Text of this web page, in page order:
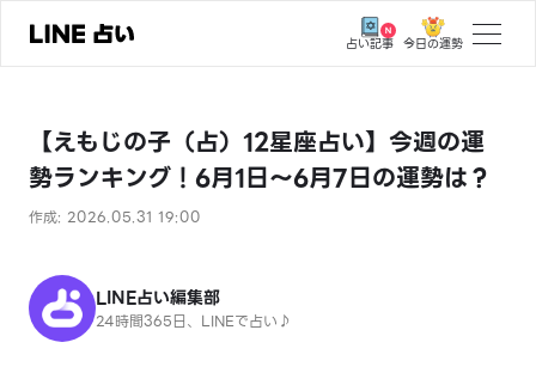
占い記事 今日の運勢
ユーザーの声
相談事例
おすすめの占い師
よくある質問
【えもじの子（占）12星座占い】今週の運
勢ランキング！6月1日～6月7日の運勢は？
作成: 2026.05.31 19:00
LINE占い編集部
24時間365日、LINEで占い♪